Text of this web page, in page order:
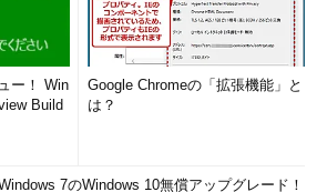
ていない」ということが言えるのである。
用いて復号できる＝それは対応する秘密
が持つ秘密鍵で暗号化された＝暗号化し
い、という図式が成り立つからである
記の原理に
ー！ Win
Build
Google Chromeの「拡張機能」と
は？
7のWindows 10無償アップグレード！